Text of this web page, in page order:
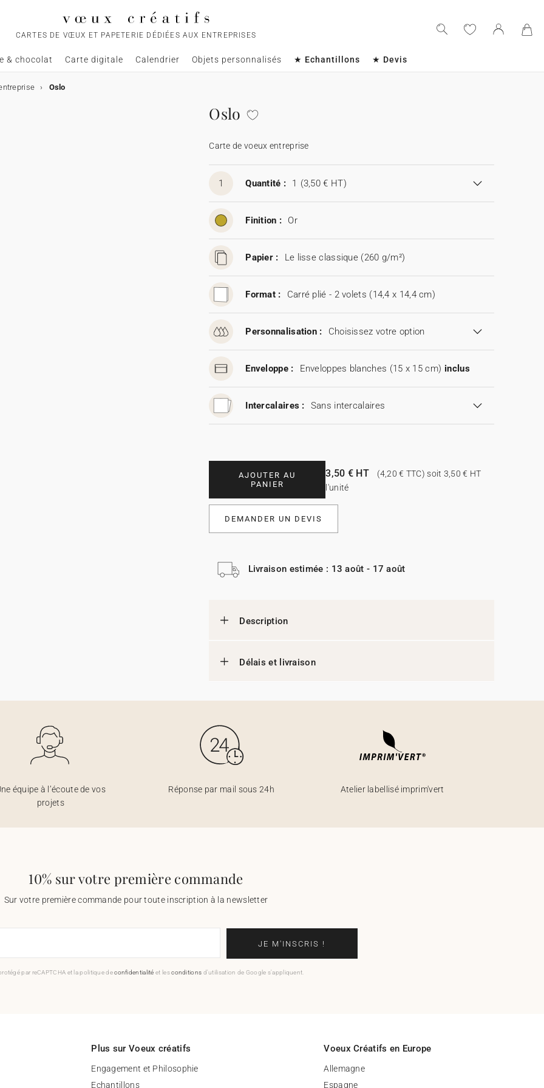
CARTES DE VŒUX ET PAPETERIE DÉDIÉES AUX ENTREPRISES
& chocolat Carte digitale Calendrier Objets personnalisés ★ Echantillons ★ Devis
Oslo
Oslo
Carte de voeux entreprise
1 Quantité : 1 (3,50 € HT)
Finition : Or
Papier : Le lisse classique (260 g/m²)
Format : Carré plié - 2 volets (14,4 x 14,4 cm)
Personnalisation : Choisissez votre option
Enveloppe : Enveloppes blanches (15 x 15 cm) inclus
Intercalaires : Sans intercalaires
AJOUTER AU
PANIER
3,50 € HT
(4,20 € TTC) soit 3,50 € HT
l'unité
DEMANDER UN DEVIS
Livraison estimée : 13 août - 17 août
Description
Délais et livraison
équipe à l’écoute de vos
projets
Réponse par mail sous 24h Atelier labellisé imprim'vert
10% sur votre première commande
Sur votre première commande pour toute inscription à la newsletter
JE M'INSCRIS !
par reCAPTCHA et la politique deconfidentialité et lesconditions d'utilisation de Google s'appliquent.
Plus sur Voeux créatifs
Engagement et Philosophie
Echantillons
Voeux Créatifs en Europe
Allemagne
Espagne